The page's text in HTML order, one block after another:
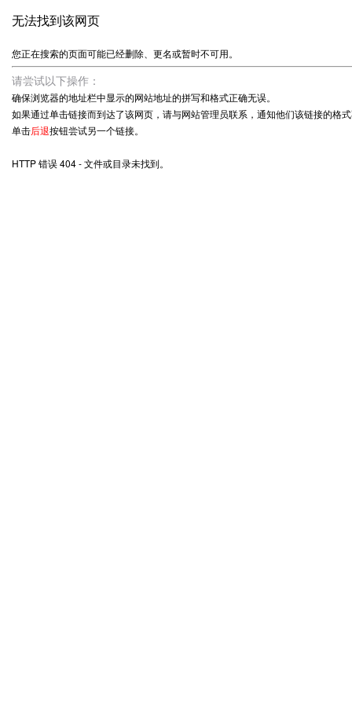
无法找到该网页
您正在搜索的页面可能已经删除、更名或暂时不可用。
请尝试以下操作：
确保浏览器的地址栏中显示的网站地址的拼写和格式正确无误。
如果通过单击链接而到达了该网页，请与网站管理员联系，通知他们该链接的格
单击后退按钮尝试另一个链接。
HTTP 错误 404 - 文件或目录未找到。